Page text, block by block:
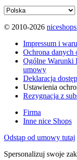
© 2010-2026
Impressum i
Ochrona danych
Ogólne Warunki
umowy
Deklaracja
Ustawienia
Rezygnacja z
Firma
Inne nice Shops
Odstąp od umowy tutaj
Spersonalizuj swoje